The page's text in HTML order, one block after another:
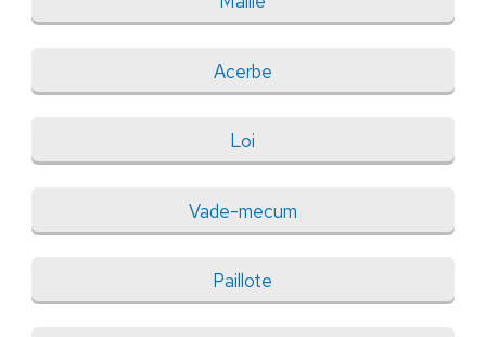
Acerbe
Loi
Vade-mecum
Paillote